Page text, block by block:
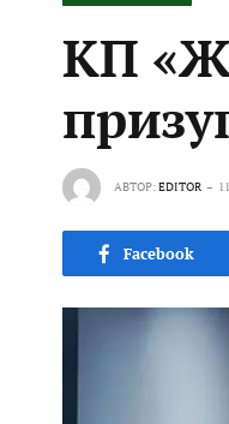
КП
АВТОР:EDITOR
Facebook